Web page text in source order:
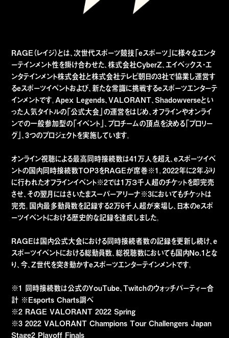
RAGE（レイジ）とは、次世代スポーツ競技「eスポーツ」に様々なエンタ
ーテインメント性を掛け合わせた、株式会社CyberZ、エイベックス・エ
ンタテインメント株式会社と株式会社テレビ朝日の3社で協業し運営す
るeスポーツイベントおよび、新たな常識に挑戦するeスポーツエンターテ
インメントです。Apex Legends、VALORANT、Shadowverseとい
った人気タイトルの「公式大会」の運営をはじめ、オフラインやオンライ
ンでの一般参加型の「イベント」、プロチームの頂点を決める「プロリー
グ」、3つのプロジェクトを実施しています。
オンライン視聴による最高同時接続数は41万人を超え、eスポーツイベ
ントの国内同時接続数TOP3をRAGEが席巻※1。2022年に2年ぶり
に行われたオフラインイベント※2では1万３千人超のチケットを即完売
させ、その翌月にはさいたまスーパーアリーナ※3においてもチケットは
完売。国内最多動員数を記録する2万6千人超が来場し、日本のeスポ
ーツイベントにおける歴史的な記録を達成しました。
RAGEは国内公式大会における同時接続者数の記録を更新し続け、e
スポーツイベントにおける総動員数、総視聴数においても国内No.1とな
り、今、Z世代を突き動かすeスポーツエンターテインメントです。
※1 同時接続数は公式のYouTube、Twitchのウォッチパーティー合
計 ※Esports Charts調べ
※2 RAGE VALORANT 2022 Spring
※3 2022 VALORANT Champions Tour Challengers Japan
Stage2 Playoff Finals